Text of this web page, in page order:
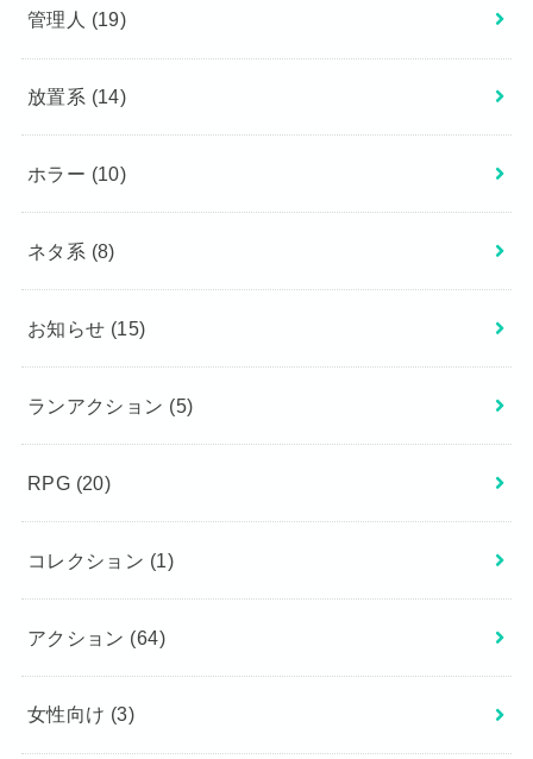
管理人 (19)
放置系 (14)
ホラー (10)
ネタ系 (8)
お知らせ (15)
ランアクション (5)
RPG (20)
コレクション (1)
アクション (64)
女性向け (3)